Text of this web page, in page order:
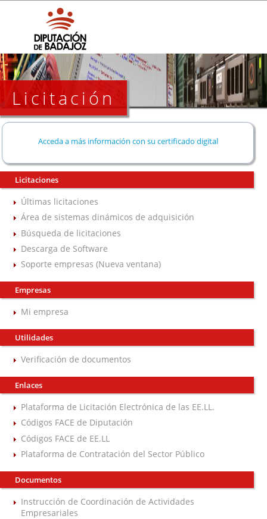
Licitación
Acceda a más información con su certificado digital
Licitaciones
Últimas licitaciones
Área de sistemas dinámicos de adquisición
Búsqueda de licitaciones
Descarga de Software
Soporte empresas (Nueva ventana)
Empresas
Mi empresa
Utilidades
Verificación de documentos
Enlaces
Plataforma de Licitación Electrónica de las EE.LL.
Códigos FACE de Diputación
Códigos FACE de EE.LL
Plataforma de Contratación del Sector Público
Documentos
Instrucción de Coordinación de Actividades
Empresariales